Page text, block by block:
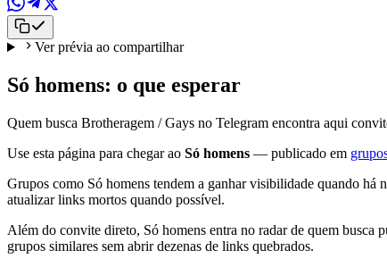
Ver prévia ao compartilhar
Só homens: o que esperar
Quem busca Brotheragem / Gays no Telegram encontra aqui
Use esta página para chegar ao Só homens — publicado em
Grupos como Só homens tendem a ganhar visibilidade quando há
atualizar links mortos quando possível.
Além do convite direto, Só homens entra no radar de quem
grupos similares sem abrir dezenas de links quebrados.